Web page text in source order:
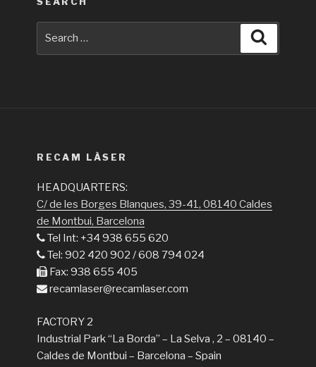
RECAM LÀSER
HEADQUARTERS:
C/ de les Borges Blanques, 39-41, 08140 Caldes
de Montbui, Barcelona
Tel Int: +34 938 655 620
Tel: 902 420 902 / 608 794 024
Fax: 938 655 405
recamlaser@recamlaser.com
FACTORY 2
Industrial Park “La Borda” – La Selva , 2 – 08140 –
Caldes de Montbui – Barcelona – Spain